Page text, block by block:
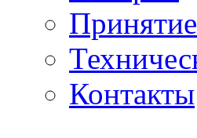
Контакты